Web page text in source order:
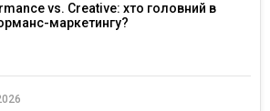
vs. Creative: хто головний в
маркетингу?